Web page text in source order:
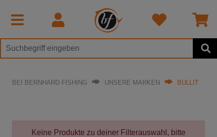
BEI BERNHARD FISHING UNSERE MARKEN BULLIT
Keine Produkte zu deiner Filterauswahl, bitte